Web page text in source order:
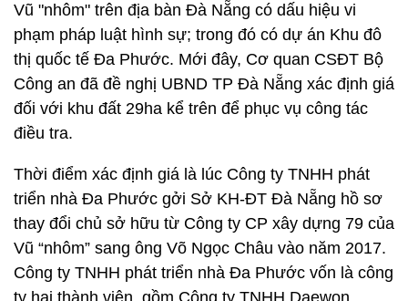
Vũ "nhôm" trên địa bàn Đà Nẵng có dấu hiệu vi
phạm pháp luật hình sự; trong đó có dự án Khu đô
thị quốc tế Đa Phước. Mới đây, Cơ quan CSĐT Bộ
Công an đã đề nghị UBND TP Đà Nẵng xác định giá
đối với khu đất 29ha kể trên để phục vụ công tác
điều tra.
Thời điểm xác định giá là lúc Công ty TNHH phát
triển nhà Đa Phước gởi Sở KH-ĐT Đà Nẵng hồ sơ
thay đổi chủ sở hữu từ Công ty CP xây dựng 79 của
Vũ “nhôm” sang ông Võ Ngọc Châu vào năm 2017.
Công ty TNHH phát triển nhà Đa Phước vốn là công
ty hai thành viên, gồm Công ty TNHH Daewon